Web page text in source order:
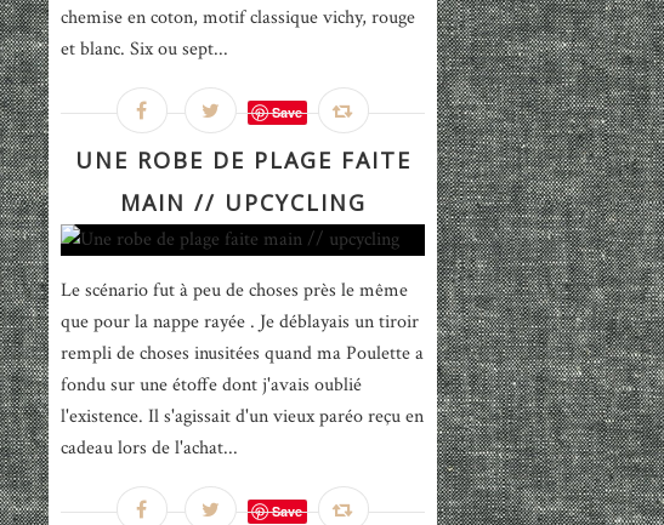
chemise en coton, motif classique vichy, rouge
et blanc. Six ou sept...
Save
UNE ROBE DE PLAGE FAITE
MAIN // UPCYCLING
Le scénario fut à peu de choses près le même
que pour la nappe rayée . Je déblayais un tiroir
rempli de choses inusitées quand ma Poulette a
fondu sur une étoffe dont j'avais oublié
l'existence. Il s'agissait d'un vieux paréo reçu en
cadeau lors de l'achat...
Save